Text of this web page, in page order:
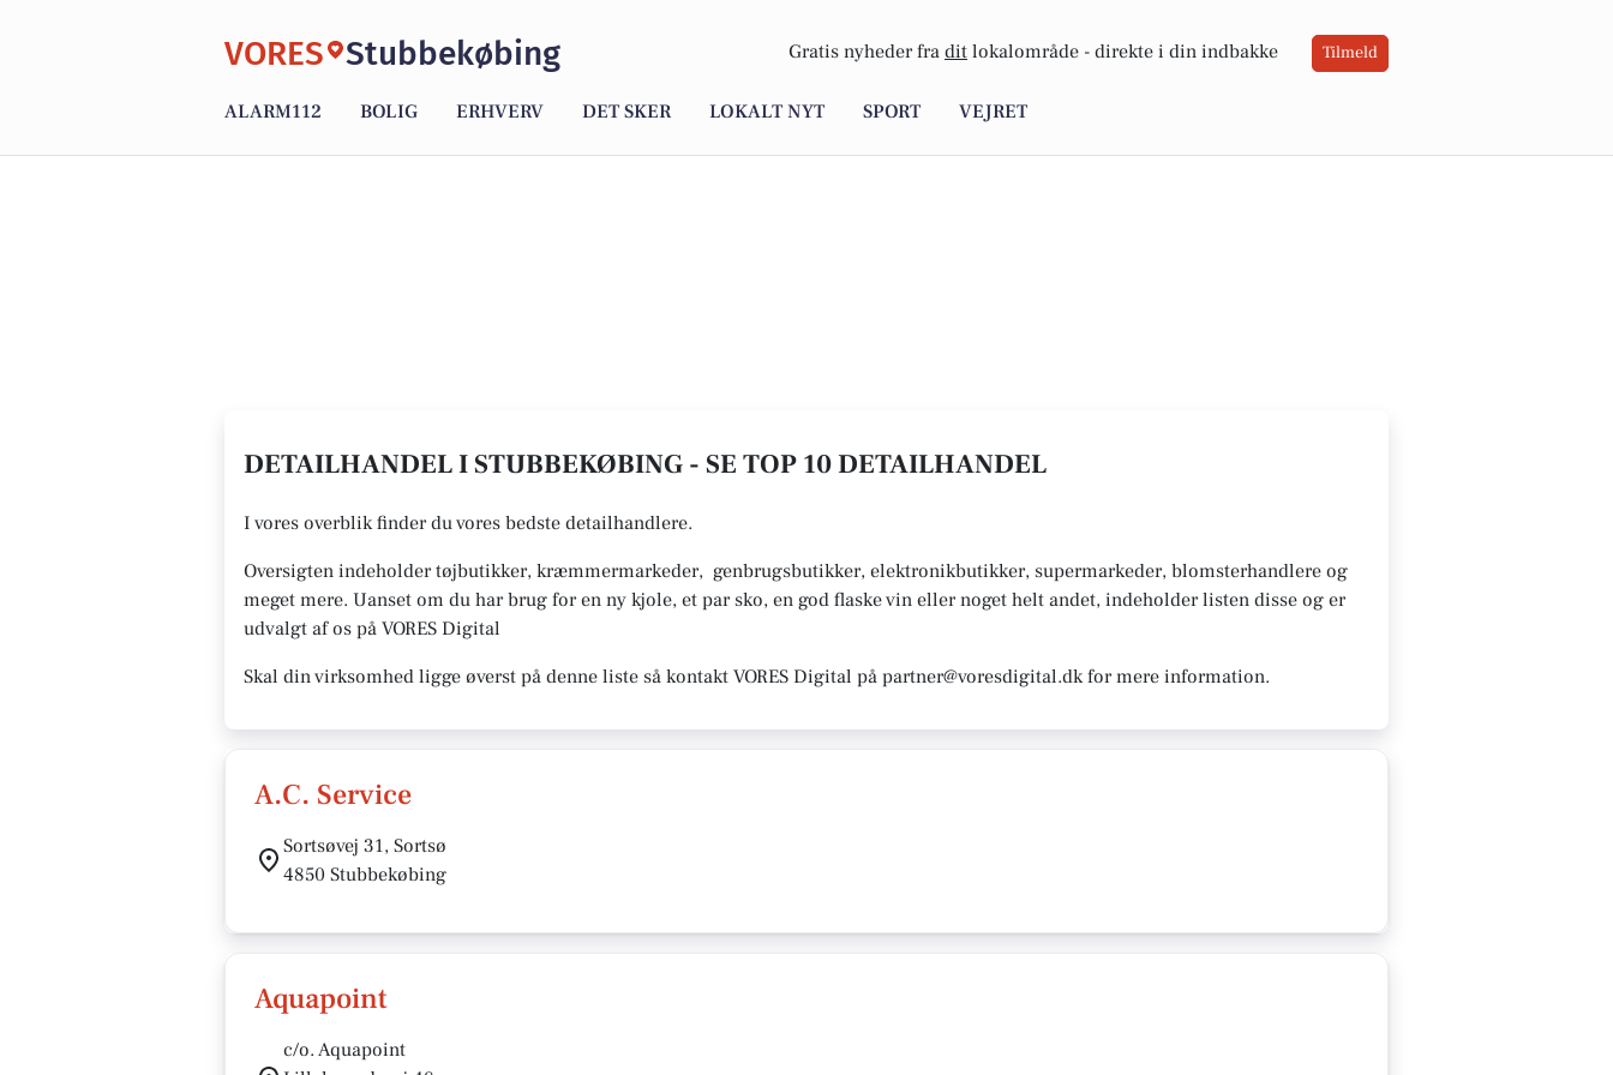
VORES Stubbekøbing Gratis nyheder fra dit lokalområde - direkte i din indbakke Tilmeld
ALARM112 BOLIG ERHVERV DET SKER LOKALT NYT SPORT VEJRET
DETAILHANDEL I STUBBEKØBING - SE TOP 10 DETAILHANDEL
I vores overblik finder du vores bedste detailhandlere.
Oversigten indeholder tøjbutikker, kræmmermarkeder, genbrugsbutikker, elektronikbutikker, supermarkeder, blomsterhandlere og
meget mere. Uanset om du har brug for en ny kjole, et par sko, en god flaske vin eller noget helt andet, indeholder listen disse og er
udvalgt af os på VORES Digital
Skal din virksomhed ligge øverst på denne liste så kontakt VORES Digital på partner@voresdigital.dk for mere information.
A.C. Service
Sortsøvej 31, Sortsø
4850 Stubbekøbing
Aquapoint
c/o. Aquapoint